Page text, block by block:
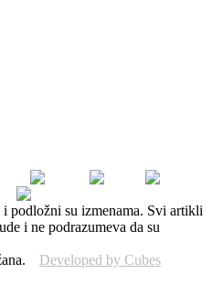
podložni su izmenama. Svi artikli
i ne podrazumeva da su
Developed by Cubes